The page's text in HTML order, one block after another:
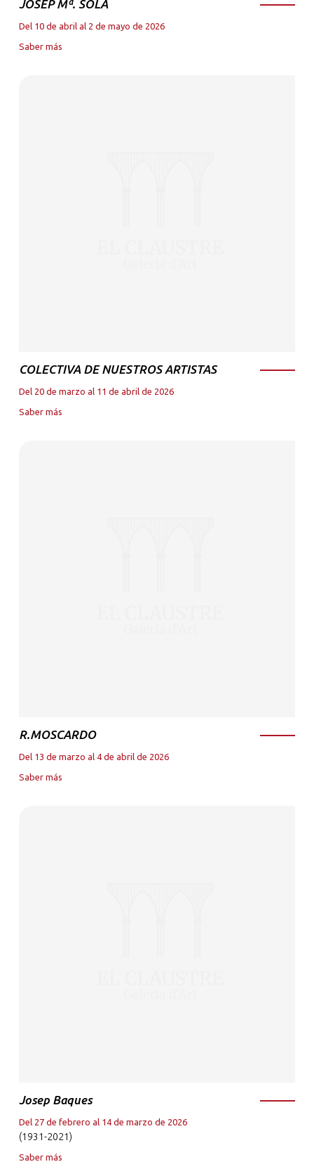
JOSEP Mª. SOLA
Del 10 de abril al 2 de mayo de 2026
Saber más
COLECTIVA DE NUESTROS ARTISTAS
Del 20 de marzo al 11 de abril de 2026
Saber más
R.MOSCARDO
Del 13 de marzo al 4 de abril de 2026
Saber más
Josep Baques
Del 27 de febrero al 14 de marzo de 2026
(1931-2021)
Saber más